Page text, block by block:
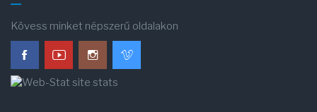
Kövess minket népszerű oldalakon